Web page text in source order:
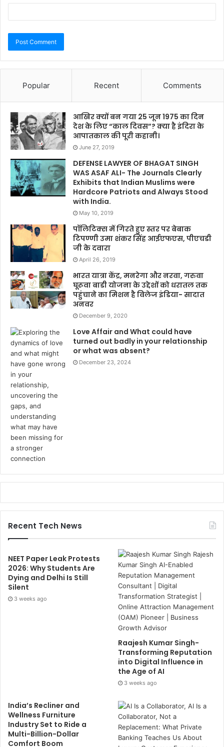
Popular Recent Comments
आखिर क्यों बन गया 25 जून 1975 का दिन
देश के लिए “काल दिवस”? क्या है इंदिरा के
आपातकाल की पूरी कहानी।
June 27, 2019
DEFENSE LAWYER OF BHAGAT SINGH
WAS ASAF ALI- The Journals Clearly
Exhibits that Indian Muslims were
Hardcore Patriots and Always Stood
with India.
May 10, 2019
पॉलिटिक्स में गिरते हुए स्तर पर बेबाक
टिपण्णी उमा शंकर सिंह आईएफएस, पीएचडी
जी के दवारा
April 26, 2019
भारत यात्रा केंद्र, मनरेगा और नरवा, गरुवा
घूरूवा बाडी योजना के उद्देशों को धरातल तक
पहुंचाने का मिशन है विलेज इंडिया- सादात
अनवर
December 9, 2020
Love Affair and What could have
turned out badly in your relationship
or what was absent?
December 23, 2024
Recent Tech News
NEET Paper Leak Protests
2026: Why Students Are
Dying and Delhi Is Still
Silent
3 weeks ago
Raajesh Kumar Singh-
Transforming Reputation
into Digital Influence in
the Age of AI
3 weeks ago
India’s Recliner and
Wellness Furniture
Industry Set to Ride a
Multi-Billion-Dollar
Comfort Boom